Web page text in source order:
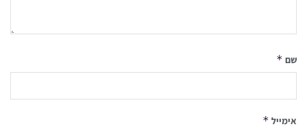
שם *
אימייל *